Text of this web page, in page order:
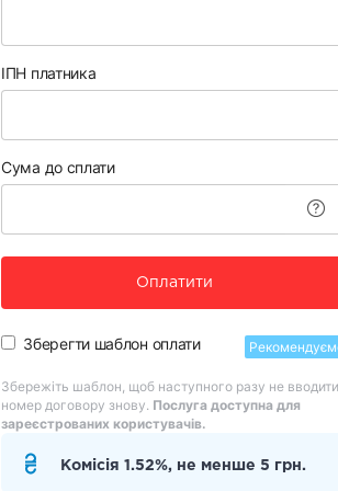
ІПН платника
Сума до сплати
Оплатити
Зберегти шаблон оплати
Збережіть шаблон, щоб наступного разу не вводити
номер договору знову. Послуга доступна для
зареєстрованих користувачів.
Комісія 1.52%, не менше 5 грн.